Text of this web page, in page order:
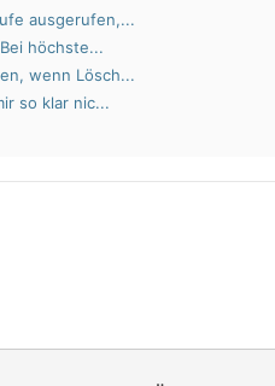
ausgerufen,...
höchste...
wenn Lösch...
so klar nic...